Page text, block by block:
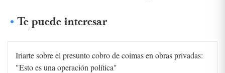
Te puede interesar
Iriarte sobre el presunto cobro de coimas en obras privadas:
"Esto es una operación política"